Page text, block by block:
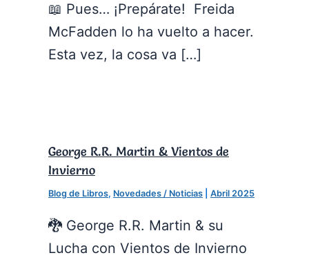
📖 Pues… ¡Prepárate! Freida
McFadden lo ha vuelto a hacer.
Esta vez, la cosa va […]
George R.R. Martin & Vientos de
Invierno
Blog de Libros, Novedades / Noticias Abril 2025
🐉 George R.R. Martin & su
Lucha con Vientos de Invierno